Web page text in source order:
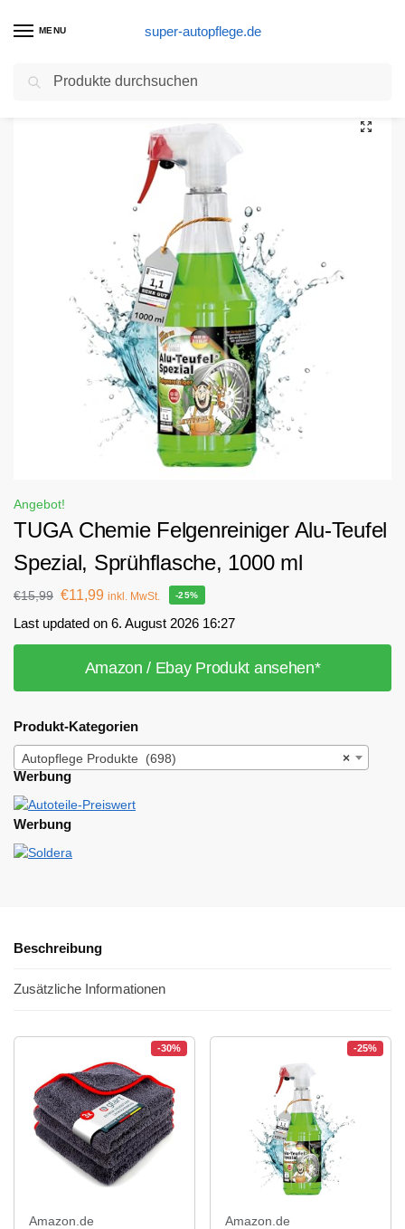
MENU super-autopflege.de
Start Autopflege Produkte TUGA Chemie Felgenreiniger Alu-Teufel Spezial, Sprühflasche, 1000 ml
Angebot!
TUGA Chemie Felgenreiniger Alu-Teufel
Spezial, Sprühflasche, 1000 ml
€15,99 €11,99 inkl. MwSt. -25%
Last updated on 6. August 2026 16:27
Amazon / Ebay Produkt ansehen*
Produkt-Kategorien
×
Autopflege Produkte (698)
Werbung
Werbung
Beschreibung
Zusätzliche Informationen
-30%
Amazon.de
-25%
Amazon.de